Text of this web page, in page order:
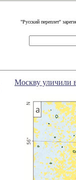
"Русский переплет"
Москву уличили